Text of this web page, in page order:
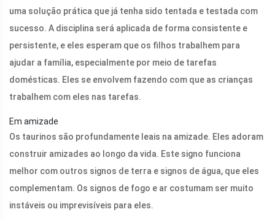
uma solução prática que já tenha sido tentada e testada com
sucesso. A disciplina será aplicada de forma consistente e
persistente, e eles esperam que os filhos trabalhem para
ajudar a família, especialmente por meio de tarefas
domésticas. Eles se envolvem fazendo com que as crianças
trabalhem com eles nas tarefas.
Em amizade
Os taurinos são profundamente leais na amizade. Eles adoram
construir amizades ao longo da vida. Este signo funciona
melhor com outros signos de terra e signos de água, que eles
complementam. Os signos de fogo e ar costumam ser muito
instáveis ​​ou imprevisíveis para eles.